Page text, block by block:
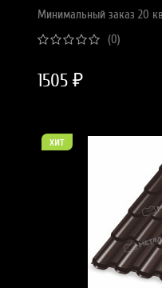
Минимальный заказ 20
(0)
1505 ₽
хит